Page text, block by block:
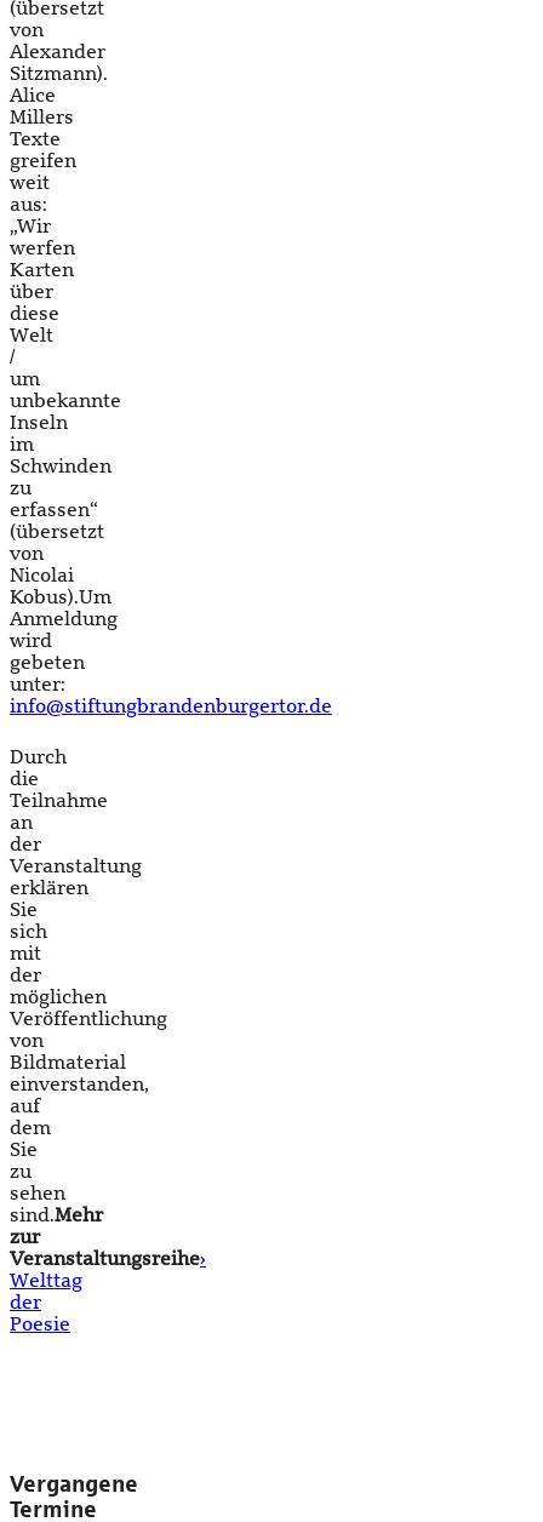
(übersetzt
von
Alexander
Sitzmann).
Alice
Millers
Texte
greifen
weit
aus:
„Wir
werfen
Karten
über
diese
Welt
/
um
unbekannte
Inseln
im
Schwinden
zu
erfassen“
(übersetzt
von
Nicolai
Kobus).Um
Anmeldung
wird
gebeten
unter:
info@stiftungbrandenburgertor.de
Durch
die
Teilnahme
an
der
Veranstaltung
erklären
Sie
sich
mit
der
möglichen
Veröffentlichung
von
Bildmaterial
einverstanden,
auf
dem
Sie
zu
sehen
sind.Mehr
zur
Veranstaltungsreihe›
Welttag
der
Poesie
Vergangene
Termine